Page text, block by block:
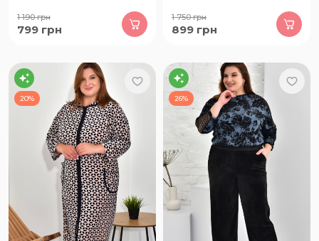
1 190грн
799 грн
1 750грн
899 грн
20% 26%